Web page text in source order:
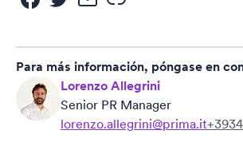
Para más información, póngase en
Lorenzo Allegrini
Senior PR Manager
lorenzo.allegrini@prima.it